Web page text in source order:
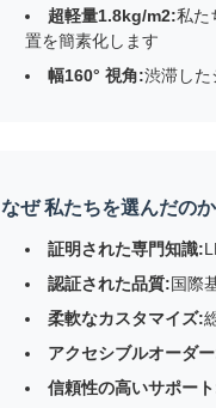
超軽量1.8kg/m2:私た
置を簡素化します
幅160° 視角:渋滞した
なぜ 私たちを選んだの
証明された専門知識:
認証された品質:国際
柔軟なカスタマイズ:
アクセシブルオーダ
信頼性の高いサポー